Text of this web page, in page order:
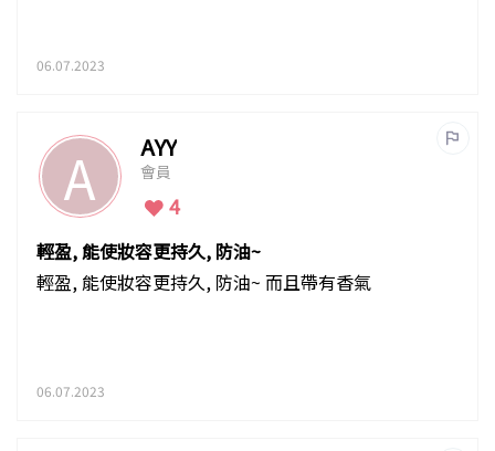
06.07.2023
A AYY
會員
4
輕盈, 能使妝容更持久, 防油~
輕盈, 能使妝容更持久, 防油~ 而且帶有香氣
06.07.2023